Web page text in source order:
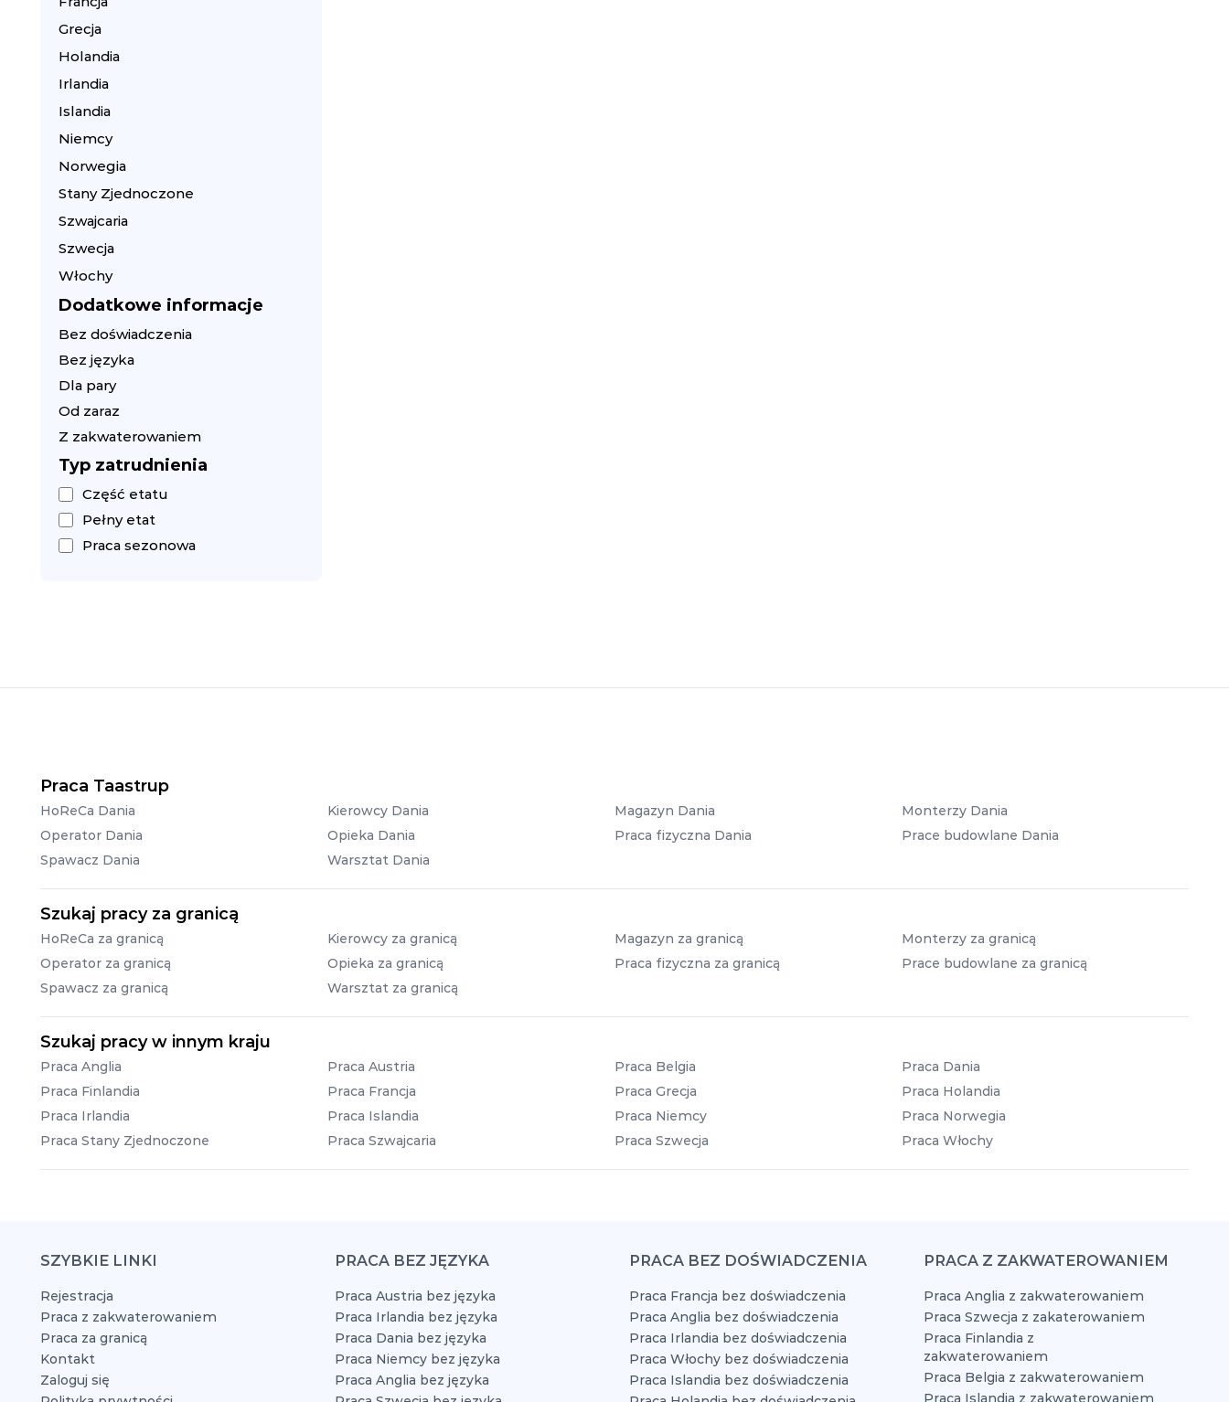
Grecja
Holandia
Irlandia
Islandia
Niemcy
Norwegia
Stany Zjednoczone
Szwajcaria
Szwecja
Włochy
Dodatkowe informacje
Bez doświadczenia
Bez języka
Dla pary
Od zaraz
Z zakwaterowaniem
Typ zatrudnienia
Część etatu
Pełny etat
Praca sezonowa
Praca Taastrup
HoReCa Dania Kierowcy Dania Magazyn Dania
Monterzy Dania
Operator Dania
Opieka Dania Praca fizyczna Dania
Prace budowlane Dania
Spawacz Dania
Warsztat Dania
Szukaj pracy za granicą
HoReCa za granicą Kierowcy za granicą Magazyn za granicą
Monterzy za granicą
Operator za granicą
Opieka za granicą Praca fizyczna za granicą
Prace budowlane za granicą
Spawacz za granicą
Warsztat za granicą
Szukaj pracy w innym kraju
Praca Anglia Praca Austria Praca Belgia
Praca Dania
Praca Finlandia
Praca Francja Praca Grecja
Praca Holandia
Praca Irlandia
Praca Islandia Praca Niemcy
Praca Norwegia
Praca Stany Zjednoczone
Praca Szwajcaria Praca Szwecja Praca Włochy
SZYBKIE LINKI
Rejestracja
Praca z zakwaterowaniem
Praca za granicą
Kontakt
Zaloguj się
PRACA BEZ JĘZYKA
Praca Austria bez języka
Praca Irlandia bez języka
Praca Dania bez języka
Praca Niemcy bez języka
Praca Anglia bez języka
PRACA BEZ DOŚWIADCZENIA
Praca Francja bez doświadczenia
Praca Anglia bez doświadczenia
Praca Irlandia bez doświadczenia
Praca Włochy bez doświadczenia
Praca Islandia bez doświadczenia
PRACA Z ZAKWATEROWANIEM
Praca Anglia z zakwaterowaniem
Praca Szwecja z zakaterowaniem
Praca Finlandia z
zakwaterowaniem
Praca Belgia z zakwaterowaniem
Praca Islandia z zakwaterowaniem